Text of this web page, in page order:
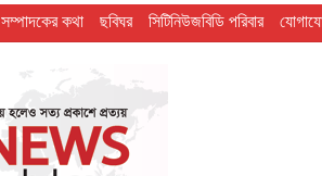
সম্পাদকের কথা ছবিঘর সিটিনিউজবিডি পরিবার